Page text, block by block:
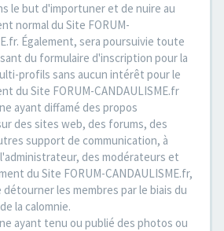
le but d'importuner et de nuire au
normal du Site FORUM-
Également, sera poursuivie toute
du formulaire d'inscription pour la
profils sans aucun intérêt pour le
du Site FORUM-CANDAULISME.fr
ayant diffamé des propos
des sites web, des forums, des
support de communication, à
des modérateurs et
du Site FORUM-CANDAULISME.fr,
détourner les membres par le biais du
la calomnie.
ayant tenu ou publié des photos ou